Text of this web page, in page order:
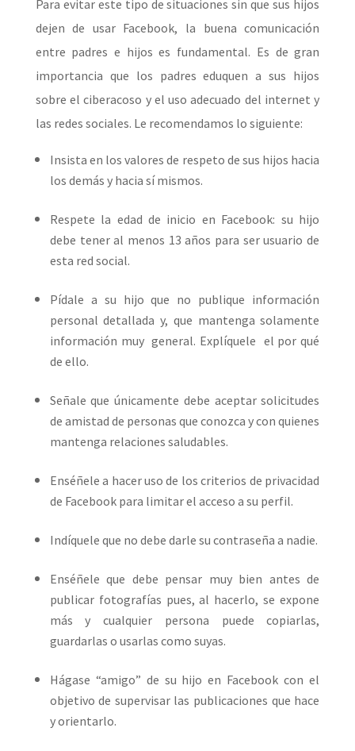
Para evitar este tipo de situaciones sin que sus hijos
dejen de usar Facebook, la buena comunicación
entre padres e hijos es fundamental. Es de gran
importancia que los padres eduquen a sus hijos
sobre el ciberacoso y el uso adecuado del internet y
las redes sociales. Le recomendamos lo siguiente:
Insista en los valores de respeto de sus hijos hacia
los demás y hacia sí mismos.
Respete la edad de inicio en Facebook: su hijo
debe tener al menos 13 años para ser usuario de
esta red social.
Pídale a su hijo que no publique información
personal detallada y, que mantenga solamente
información muy general. Explíquele el por qué
de ello.
Señale que únicamente debe aceptar solicitudes
de amistad de personas que conozca y con quienes
mantenga relaciones saludables.
Enséñele a hacer uso de los criterios de privacidad
de Facebook para limitar el acceso a su perfil.
Indíquele que no debe darle su contraseña a nadie.
Enséñele que debe pensar muy bien antes de
publicar fotografías pues, al hacerlo, se expone
más y cualquier persona puede copiarlas,
guardarlas o usarlas como suyas.
Hágase “amigo” de su hijo en Facebook con el
objetivo de supervisar las publicaciones que hace
y orientarlo.